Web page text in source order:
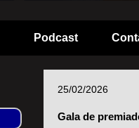
Podcast
25/02/2026
Gala de